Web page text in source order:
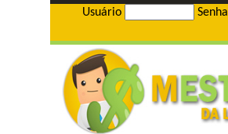
Usuário Senha